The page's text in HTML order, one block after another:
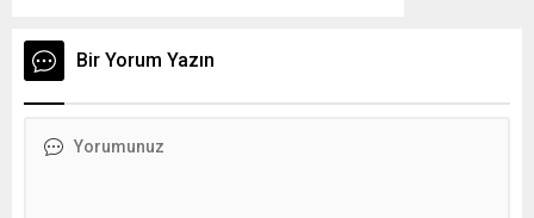
için tercihlerini, 25-30 Eylül 2025 tarihleri
arasında T.C. kimlik numarası ve şifresiyle
Uygulaması’ndan bireysel olarak...
Bir Yorum Yazın